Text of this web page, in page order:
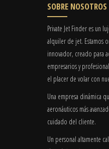
SOBRE NOSOTROS
Private Jet Finder es un
alquiler de jet. Estamos
innovador, creado para
empresarios y
el placer de volar con
Una empresa dinámica
aeronáuticos más
cuidado del cliente.
Un personal altamente